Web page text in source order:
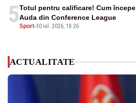
5Sport-30 iul. 2026, 18:26
Totul pentru calificare! Cum
Auda din Conference League
ACTUALITATE